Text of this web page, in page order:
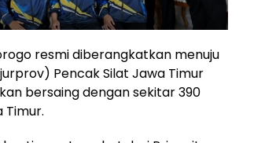
resmi diberangkatkan menuju
Pencak Silat Jawa Timur
bersaing dengan sekitar 390